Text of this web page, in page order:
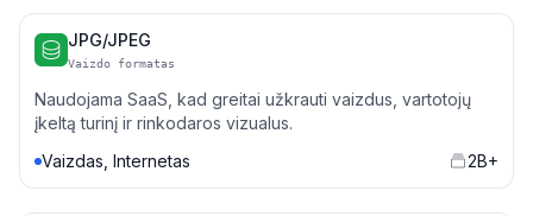
JPG/JPEG
Vaizdo formatas
Naudojama SaaS, kad greitai užkrauti vaizdus, vartotojų
įkeltą turinį ir rinkodaros vizualus.
Vaizdas, Internetas
2B+